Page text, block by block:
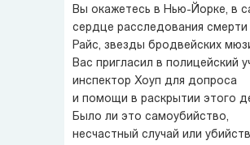
не всех устраивает и не всё способна
3 дня после трагедии инспектор Хоуп
в полицейский участок тех, кто что-то
о случившемся, и заинтересованных
прибыли по доброй воле и согласились
в расследовании смерти Талиты Райс.
Вы окажетесь в Нью-Йорке, в
сердце расследования смерти
Райс, звезды бродвейских
Вас пригласил в полицейский
инспектор Хоуп для допроса
и помощи в раскрытии этого
Было ли это самоубийство,
несчастный случай или